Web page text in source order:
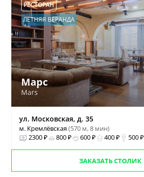
РЕСТОРАН
ЛЕТНЯЯ ВЕРАНДА
Марс
Mars
ул. Московская, д. 35
м. Кремлёвская(570 м, 8 мин)
2300 ₽
800 ₽ 600 ₽ 400 ₽ 500 ₽
ЗАКАЗАТЬ СТОЛИК